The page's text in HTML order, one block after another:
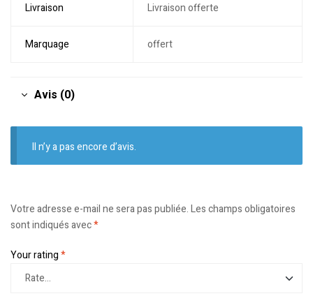
Livraison Livraison offerte
Marquage offert
Avis (0)
Il n’y a pas encore d’avis.
Votre adresse e-mail ne sera pas publiée.Les champs obligatoires
sont indiqués avec*
Your rating*